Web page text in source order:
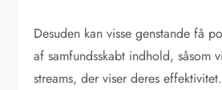
Desuden kan visse genstande få
af samfundsskabt indhold, såsom
streams, der viser deres